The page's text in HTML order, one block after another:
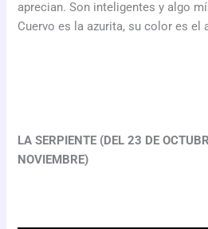
aprecian. Son inteligentes y algo
Cuervo es la azurita, su color es el
LA SERPIENTE (DEL 23 DE
NOVIEMBRE)